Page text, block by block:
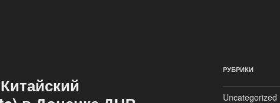
РУБРИКИ
Uncategorized